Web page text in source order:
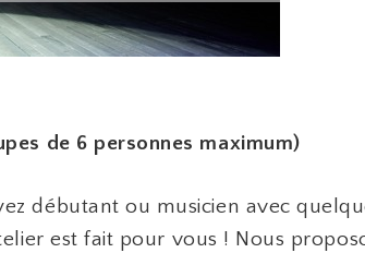
de 6 personnes maximum)
débutant ou musicien avec
est fait pour vous ! Nous